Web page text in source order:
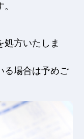
処方いたしま
る場合は予めご